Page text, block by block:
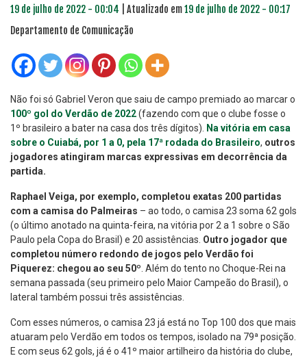
19 de julho de 2022 - 00:04 | Atualizado em19 de julho de 2022 - 00:17
Departamento de Comunicação
Não foi só Gabriel Veron que saiu de campo premiado ao marcar o
100º gol do Verdão de 2022(fazendo com que o clube fosse o
1º brasileiro a bater na casa dos três dígitos).
Na vitória em casa
sobre o Cuiabá, por 1 a 0, pela 17ª rodada do Brasileiro, outros
jogadores atingiram marcas expressivas em decorrência da
partida.
Raphael Veiga, por exemplo, completou exatas 200 partidas
com a camisa do Palmeiras – ao todo, o camisa 23 soma 62 gols
(o último anotado na quinta-feira, na vitória por 2 a 1 sobre o São
Paulo pela Copa do Brasil) e 20 assistências. Outro jogador que
completou número redondo de jogos pelo Verdão foi
Piquerez: chegou ao seu 50º . Além do tento no Choque-Rei na
semana passada (seu primeiro pelo Maior Campeão do Brasil), o
lateral também possui três assistências.
Com esses números, o camisa 23 já está no Top 100 dos que mais
atuaram pelo Verdão em todos os tempos, isolado na 79ª posição.
E com seus 62 gols, já é o 41º maior artilheiro da história do clube,